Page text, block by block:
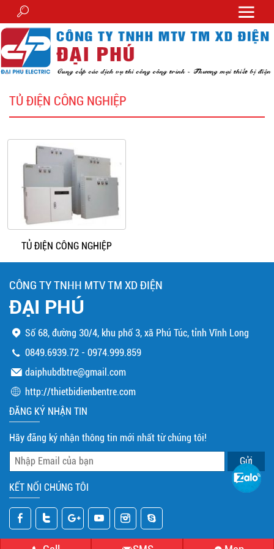
TỦ ĐIỆN CÔNG NGHIỆP
TỦ ĐIỆN CÔNG NGHIỆP
CÔNG TY TNHH MTV TM XD ĐIỆN
ĐẠI PHÚ
Số 68, đường 30/4, khu phố 3, xã Phú Túc, tỉnh Vĩnh Long
0849.6939.72 -0974.999.859
daiphubdbtre@gmail.com
http://thietbidienbentre.com
ĐĂNG KÝ NHẬN TIN
Hãy đăng ký nhận thông tin mới nhất từ chúng tôi!
KẾT NỐI CHÚNG TÔI